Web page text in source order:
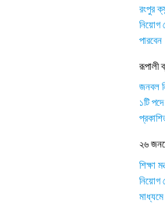
রংপুর
নিয়োগ
রূপালী
জনবল
১টি
২৬
শিক্ষা
নিয়োগ